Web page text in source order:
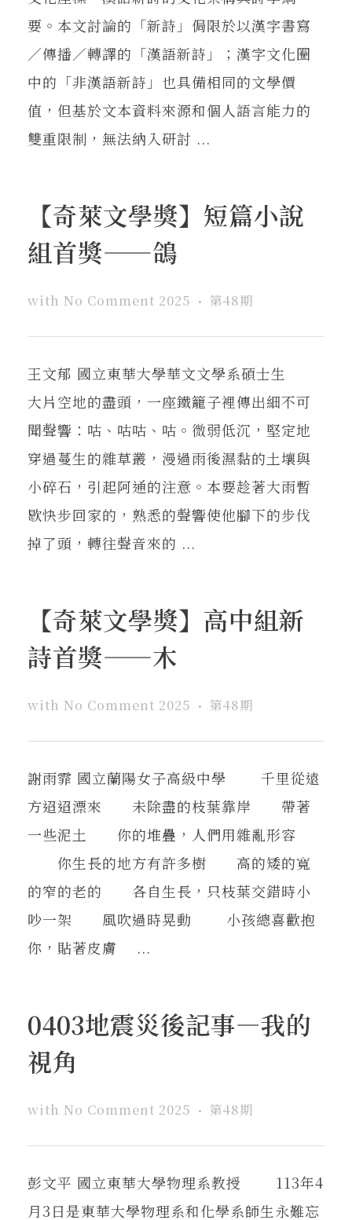
要。本文討論的「新詩」侷限於以漢字書寫
／傳播／轉譯的「漢語新詩」；漢字文化圈
中的「非漢語新詩」也具備相同的文學價
值，但基於文本資料來源和個人語言能力的
雙重限制，無法納入研討 ...
【奇萊文學獎】短篇小說
組首獎——鴿
with No Comment 2025 第48期
王文郁 國立東華大學華文文學系碩士生
大片空地的盡頭，一座鐵籠子裡傳出細不可
聞聲響：咕、咕咕、咕。微弱低沉，堅定地
穿過蔓生的雜草叢，漫過雨後濕黏的土壤與
小碎石，引起阿通的注意。本要趁著大雨暫
歇快步回家的，熟悉的聲響使他腳下的步伐
掉了頭，轉往聲音來的 ...
【奇萊文學獎】高中組新
詩首獎——木
with No Comment 2025 第48期
謝雨霏 國立蘭陽女子高級中學 千里從遠
方迢迢漂來 未除盡的枝葉靠岸 帶著
一些泥土 你的堆疊，人們用雜亂形容
你生長的地方有許多樹 高的矮的寬
的窄的老的 各自生長，只枝葉交錯時小
吵一架 風吹過時晃動 小孩總喜歡抱
你，貼著皮膚 ...
0403地震災後記事—我的
視角
with No Comment 2025 第48期
彭文平 國立東華大學物理系教授 113年4
月3日是東華大學物理系和化學系師生永難忘